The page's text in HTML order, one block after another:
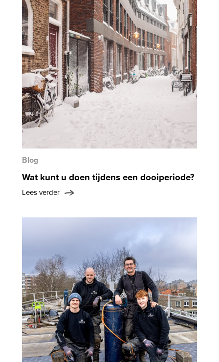
Blog
Wat kunt u doen tijdens een dooiperiode?
Lees verder